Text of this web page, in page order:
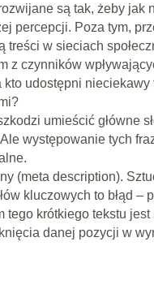
są tak, żeby jak
percepcji. Poza tym,
treści w sieciach
z czynników
kto udostępni nieciekawy
umieścić główne
występowanie tych
(meta description).
kluczowych to błąd –
tego krótkiego tekstu jest
danej pozycji w